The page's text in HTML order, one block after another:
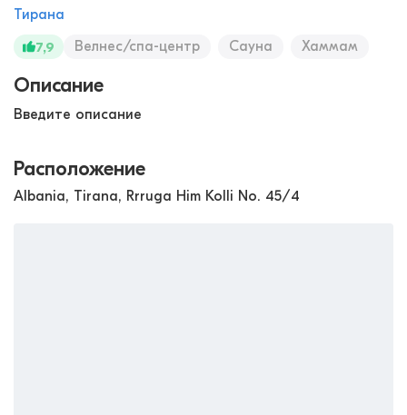
Тирана
7,9
Велнес/спа-центр Сауна Хаммам
Описание
Введите описание
Расположение
Albania, Tirana, Rrruga Him Kolli No. 45/4